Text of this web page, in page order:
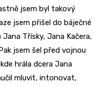
jsem byl takový
jsem přišel do báječné
Třísky, Jana Kačera,
jsem šel před vojnou
hrála dcera Jana
mluvit, intonovat,